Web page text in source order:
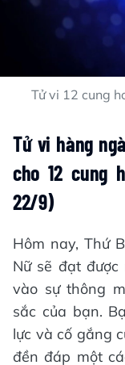
Tử vi 12 cung
Tử vi hàng
cho 12 cung
22/9)
Hôm nay, Thứ
Nữ sẽ đạt
vào sự thông
sắc của bạn.
lực và cố gắng
đền đáp một